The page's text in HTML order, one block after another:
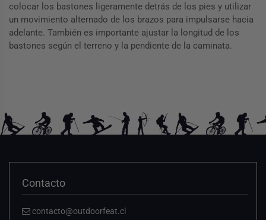
colocar los bastones ligeramente detrás de los pies y utilizar
un movimiento alternado de los brazos para impulsarse hacia
adelante. También es importante ajustar la longitud de los
bastones según el terreno y la pendiente de la caminata.
Contacto
contacto@outdoorfeat.cl